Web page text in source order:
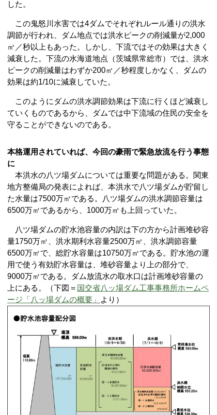
した。
この鬼怒川水害では4ダムでそれぞれルール通りの洪水
調節が行われ、ダム地点では洪水ピークの削減量が2,000
㎥／秒以上もあった。しかし、下流ではその効果は大きく
減衰した。下流の水海道地点（茨城県常総市）では、洪水
ピークの削減量はわずか200㎥／秒程度しかなく、ダムの
効果は約1/10に減衰していた。
このようにダムの洪水調節効果は下流に行くほど減衰し
ていくものであるから、ダムでは中下流域の住民の安全を
守ることができないのである。
本格運用されていれば、今回の豪雨で緊急放流を行う事態
に
本洪水の八ツ場ダムについては重要な問題がある。関東
地方整備局の発表によれば、本洪水で八ツ場ダムが貯留し
た水量は7500万㎥である。八ツ場ダムの洪水調節容量は
6500万㎥であるから、1000万㎥も上回っていた。
八ツ場ダムの貯水池容量の内訳は下の方から計画堆砂容
量1750万㎥、洪水期利水容量2500万㎥、洪水調節容量
6500万㎥で、総貯水容量は10750万㎥である。貯水池の運
用で使う有効貯水容量は、堆砂容量より上の部分で、
9000万㎥である。ダム放流水の取水口は計画堆砂容量の
上にある。（下図＝ 国交省八ッ場ダム工事事務所ホームペ
ージ「八ッ場ダムの概要」
より）